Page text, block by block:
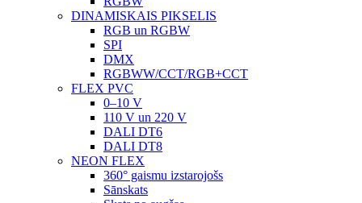
DINAMISKAIS PIKSELIS
RGB un RGBW
SPI
DMX
RGBWW/CCT/RGB+CCT
FLEX PVC
0–10 V
110 V un 220 V
DALI DT6
DALI DT8
NEON FLEX
360° gaismu izstarojošs
Sānskats